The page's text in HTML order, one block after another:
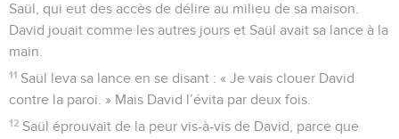
Saül, qui eut des accès de délire au milieu de sa maison.
David jouait comme les autres jours et Saül avait sa lance à la
main.
11 Saül leva sa lance en se disant : « Je vais clouer David
contre la paroi. » Mais David l’évita par deux fois.
12 Saül éprouvait de la peur vis-à-vis de David, parce que